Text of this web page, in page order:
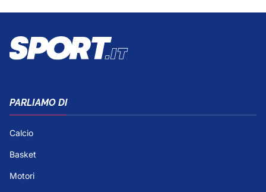
PARLIAMO DI
Calcio
Basket
Motori